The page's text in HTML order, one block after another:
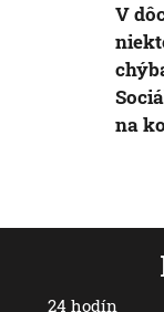
24 hodín
V
na